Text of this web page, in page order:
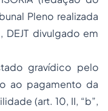
Pleno realizada
DEJT divulgado em
gravídico pelo
ao pagamento da
(art. 10, II, “b”,